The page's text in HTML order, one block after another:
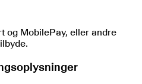
og MobilePay, eller andre